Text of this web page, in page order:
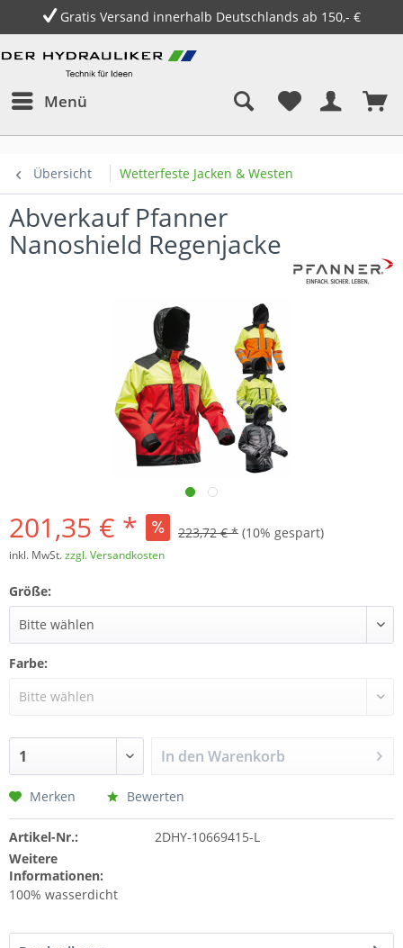
Gratis Versand innerhalb Deutschlands ab 150,- €
Menü
Übersicht Wetterfeste Jacken & Westen
Abverkauf Pfanner
Nanoshield Regenjacke
201,35 € * 223,72 € * (10% gespart)
inkl. MwSt.zzgl. Versandkosten
Größe:
Farbe:
In den Warenkorb
Merken Bewerten
Artikel-Nr.:
2DHY-10669415-L
Weitere
Informationen:
100% wasserdicht